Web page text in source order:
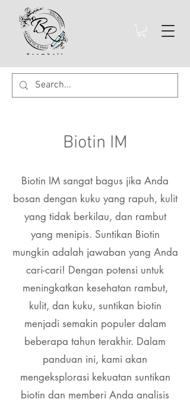
Biotin IM
Biotin IM sangat bagus jika Anda
bosan dengan kuku yang rapuh, kulit
yang tidak berkilau, dan rambut
yang menipis. Suntikan Biotin
mungkin adalah jawaban yang Anda
cari-cari! Dengan potensi untuk
meningkatkan kesehatan rambut,
kulit, dan kuku, suntikan biotin
menjadi semakin populer dalam
beberapa tahun terakhir. Dalam
panduan ini, kami akan
mengeksplorasi kekuatan suntikan
biotin dan memberi Anda analisis